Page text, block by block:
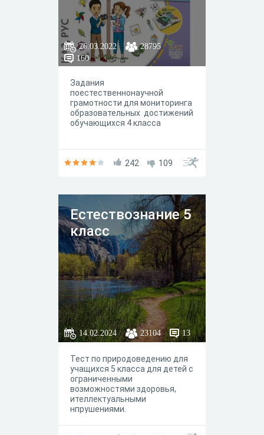
26.03.2022
28795
160
Задания
поестественнонаучной
грамотности для мониторинга
образовательных достижений
обучающихся 4 класса
242 109
Естествознание 5
класс
14.02.2024 23104 13
Тест по природоведению для
учащихся 5 класса для детей с
ограниченными
возможностями здоровья,
ителлектуальными
нпрушениями.